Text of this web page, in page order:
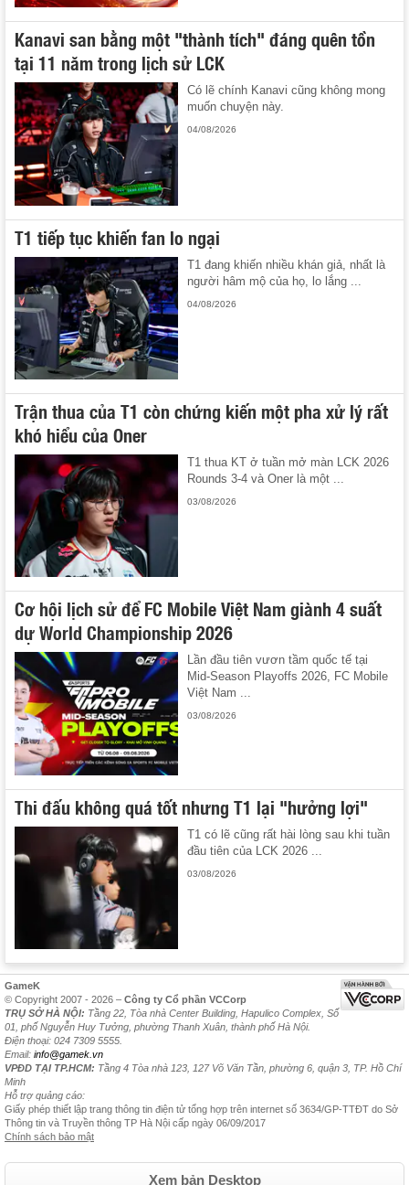
Kanavi san bằng một "thành tích" đáng quên tồn
tại 11 năm trong lịch sử LCK
Có lẽ chính Kanavi cũng không mong
muốn chuyện này.
04/08/2026
T1 tiếp tục khiến fan lo ngại
T1 đang khiến nhiều khán giả, nhất là
người hâm mộ của họ, lo lắng ...
04/08/2026
Trận thua của T1 còn chứng kiến một pha xử lý rất
khó hiểu của Oner
T1 thua KT ở tuần mở màn LCK 2026
Rounds 3-4 và Oner là một ...
03/08/2026
Cơ hội lịch sử để FC Mobile Việt Nam giành 4 suất
dự World Championship 2026
Lần đầu tiên vươn tầm quốc tế tại
Mid-Season Playoffs 2026, FC Mobile
Việt Nam ...
03/08/2026
Thi đấu không quá tốt nhưng T1 lại "hưởng lợi"
T1 có lẽ cũng rất hài lòng sau khi tuần
đầu tiên của LCK 2026 ...
03/08/2026
GameK
© Copyright 2007 - 2026 – Công ty Cổ phần VCCorp
TRỤ SỞ HÀ NỘI: Tầng 22, Tòa nhà Center Building, Hapulico Complex, Số
01, phố Nguyễn Huy Tưởng, phường Thanh Xuân, thành phố Hà Nội.
Điện thoại: 024 7309 5555.
Email: info@gamek.vn
VPĐD TẠI TP.HCM: Tầng 4 Tòa nhà 123, 127 Võ Văn Tần, phường 6, quận 3, TP. Hồ Chí
Minh
Hỗ trợ quảng cáo:
Giấy phép thiết lập trang thông tin điện tử tổng hợp trên internet số 3634/GP-TTĐT do Sở
Thông tin và Truyền thông TP Hà Nội cấp ngày 06/09/2017
Chính sách bảo mật
Xem bản Desktop